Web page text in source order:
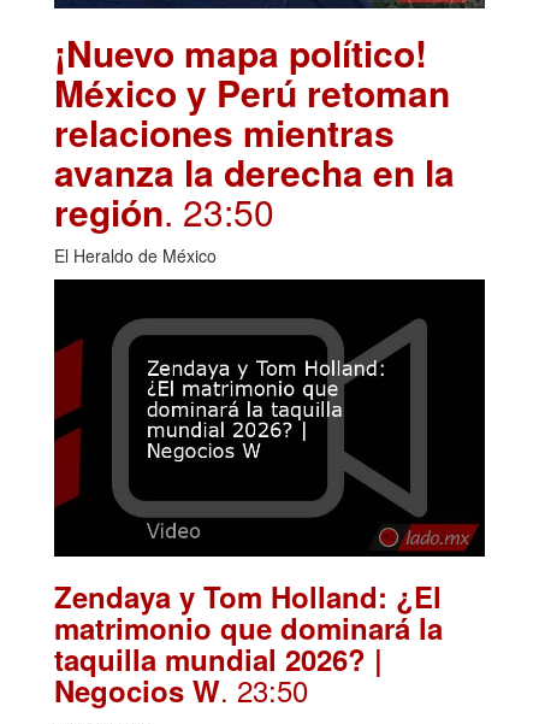
¡Nuevo mapa político!
México y Perú retoman
relaciones mientras
avanza la derecha en la
región. 23:50
El Heraldo de México
Zendaya y Tom Holland: ¿El
matrimonio que dominará la
taquilla mundial 2026? |
Negocios W. 23:50